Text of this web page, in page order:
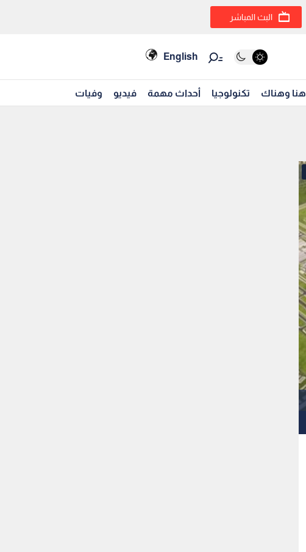
البث المباشر
English
هنا وهناك تكنولوجيا أحداث مهمة فيديو وفيات